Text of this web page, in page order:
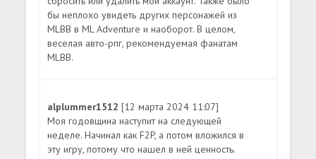
бы неплохо увидеть других персонажей из
MLBB в ML Adventure и наоборот. В целом,
веселая авто-рпг, рекомендуемая фанатам
MLBB.
alplummer1512[12 марта 2024 11:07]
Моя годовщина наступит на следующей
неделе. Начинал как F2P, а потом вложился в
эту игру, потому что нашел в ней ценность.